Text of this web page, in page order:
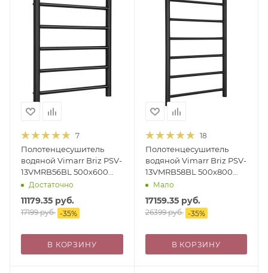
7
Полотенцесушитель
водяной Vimarr Briz PSV-
13VMRB56BL 500х600
лесенка, с фитингами в
комплекте, черный
матовый
Достаточно
11179.35 руб.
17199руб. -35%
В КОРЗИНУ
18
Полотенцесушитель
водяной Vimarr Briz PSV-
13VMRB58BL 500х800
лесенка, с фитингами в
комплекте, черный
матовый
Мало
17159.35руб.
26399руб. -35%
В КОРЗИНУ